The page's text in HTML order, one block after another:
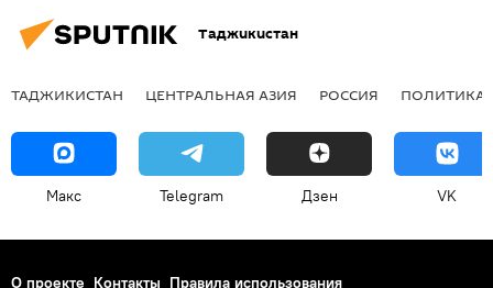
Таджикистан
ТАДЖИКИСТАН ЦЕНТРАЛЬНАЯ АЗИЯ РОССИЯ ПОЛИТИКА
Макс Telegram Дзен VK
О проекте Контакты Правила использования